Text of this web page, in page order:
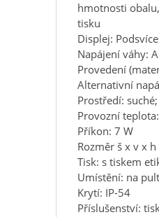
hmotnosti
tisku
Displej:
Napájení váhy:
Provedení
Alternativní
Prostředí:
Provozní teplota:
Příkon: 7 W
Rozměr š x v x
Tisk: s tiskem
Umístění: na
Krytí: IP-54
Příslušenství: